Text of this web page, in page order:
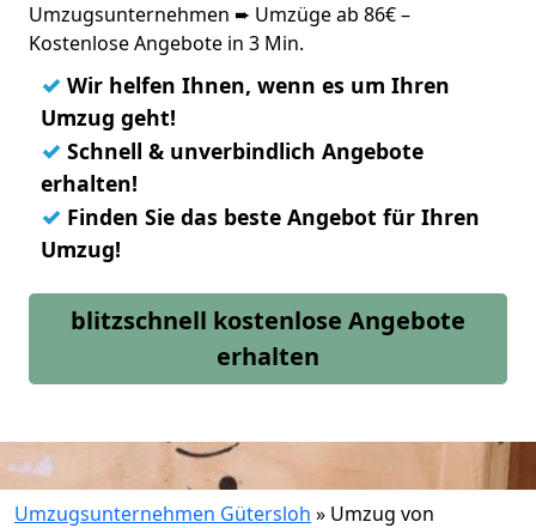
Umzugsunternehmen ➨ Umzüge ab 86€ –
Kostenlose Angebote in 3 Min.
✓ Wir helfen Ihnen, wenn es um Ihren
Umzug geht!
✓ Schnell & unverbindlich Angebote
erhalten!
✓ Finden Sie das beste Angebot für Ihren
Umzug!
blitzschnell kostenlose Angebote
erhalten
Umzugsunternehmen Gütersloh » Umzug von